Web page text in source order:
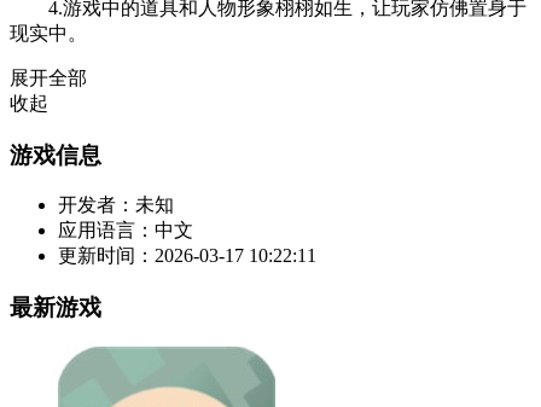
4.游戏中的道具和人物形象栩栩如生，让玩家仿佛置身于
现实中。
展开全部
收起
游戏信息
开发者： 未知
应用语言： 中文
更新时间： 2026-03-17 10:22:11
最新游戏